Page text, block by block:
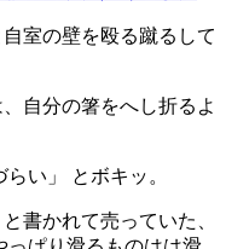
室の壁を殴る蹴るして
自分の箸をへし折るよ
い」 とボキッ。
書かれて売っていた、